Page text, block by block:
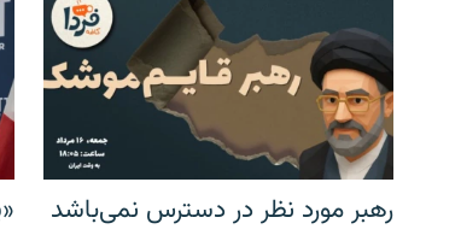
رهبر مورد نظر در دسترس نمی‌باشد